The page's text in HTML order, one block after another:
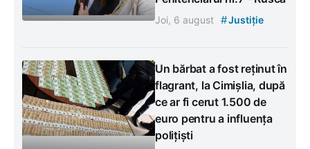
Joi, 6 august #Justiție
Un bărbat a fost reținut în
flagrant, la Cimișlia, după
ce ar fi cerut 1.500 de
euro pentru a influența
polițiști